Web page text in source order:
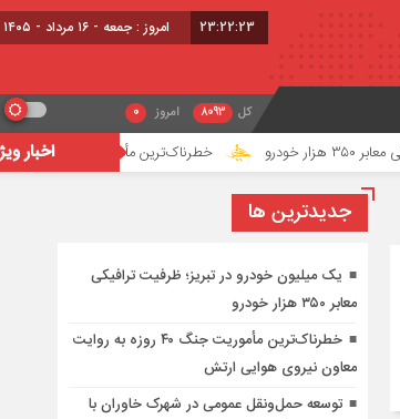
23:22:24 امروز : جمعه - ۱۶ مرداد - ۱۴۰۵
کل 8093 امروز 0
اخبار خطرناک‌ترین مأموریت جنگ ۴۰ روزه به روایت معاون نیروی هوایی ارتش
جديدترين ها
یک میلیون خودرو در تبریز؛ ظرفیت ترافیکی
معابر ۳۵۰ هزار خودرو
خطرناک‌ترین مأموریت جنگ ۴۰ روزه به روایت
معاون نیروی هوایی ارتش
توسعه حمل‌ونقل عمومی در شهرک خاوران با